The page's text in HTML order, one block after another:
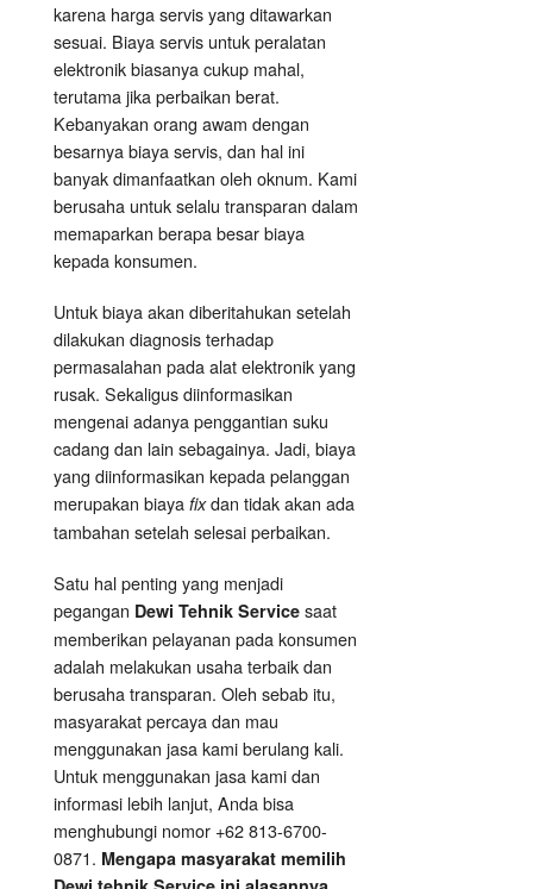
karena harga servis yang ditawarkan
sesuai. Biaya servis untuk peralatan
elektronik biasanya cukup mahal,
terutama jika perbaikan berat.
Kebanyakan orang awam dengan
besarnya biaya servis, dan hal ini
banyak dimanfaatkan oleh oknum. Kami
berusaha untuk selalu transparan dalam
memaparkan berapa besar biaya
kepada konsumen.
Untuk biaya akan diberitahukan setelah
dilakukan diagnosis terhadap
permasalahan pada alat elektronik yang
rusak. Sekaligus diinformasikan
mengenai adanya penggantian suku
cadang dan lain sebagainya. Jadi, biaya
yang diinformasikan kepada pelanggan
merupakan biaya fixdan tidak akan ada
tambahan setelah selesai perbaikan.
Satu hal penting yang menjadi
pegangan Dewi Tehnik Service saat
memberikan pelayanan pada konsumen
adalah melakukan usaha terbaik dan
berusaha transparan. Oleh sebab itu,
masyarakat percaya dan mau
menggunakan jasa kami berulang kali.
Untuk menggunakan jasa kami dan
informasi lebih lanjut, Anda bisa
menghubungi nomor +62 813-6700-
0871. Mengapa masyarakat memilih